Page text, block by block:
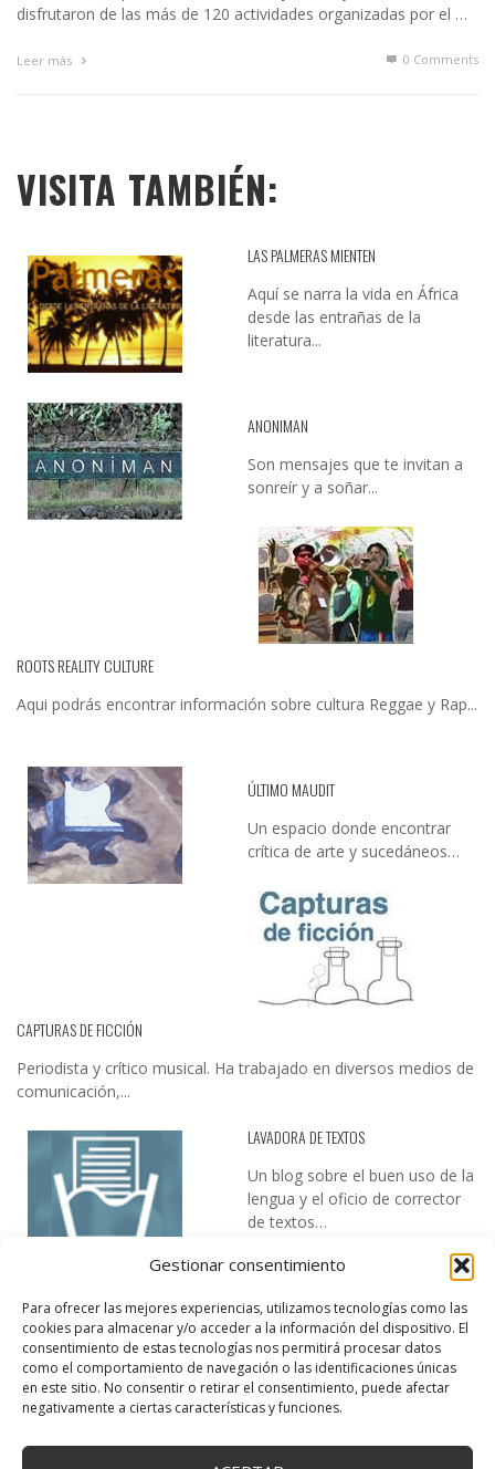
Gestionar consentimiento
Para ofrecer las mejores experiencias, utilizamos tecnologías como las
cookies para almacenar y/o acceder a la información del dispositivo. El
consentimiento de estas tecnologías nos permitirá procesar datos
como el comportamiento de navegación o las identificaciones únicas
en este sitio. No consentir o retirar el consentimiento, puede afectar
negativamente a ciertas características y funciones.
disfrutaron de las más de 120 actividades organizadas por el …
Leer más 0 Comments
VISITA TAMBIÉN:
LAS PALMERAS MIENTEN
Aquí se narra la vida en África
desde las entrañas de la
literatura...
ANONIMAN
Son mensajes que te invitan a
sonreír y a soñar...
ROOTS REALITY CULTURE
Aqui podrás encontrar información sobre cultura Reggae y Rap...
ÚLTIMO MAUDIT
Un espacio donde encontrar
crítica de arte y sucedáneos…
CAPTURAS DE FICCIÓN
Periodista y crítico musical. Ha trabajado en diversos medios de
comunicación,...
LAVADORA DE TEXTOS
Un blog sobre el buen uso de la
lengua y el oficio de corrector
de textos…
DESIREE MARTÍN